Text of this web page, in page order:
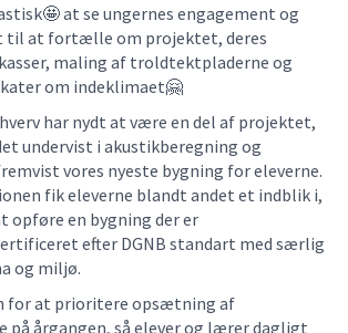
at se ungernes engagement og
til at fortælle om projektet, deres
maling af troldtektpladerne og
om indeklimaet🤗
har nydt at være en del af projektet,
undervist i akustikberegning og
vores nyeste bygning for eleverne.
fik eleverne blandt andet et indblik i,
opføre en bygning der er
efter DGNB standart med særlig
og miljø.
for at prioritere opsætning af
årgangen, så elever og lærer dagligt